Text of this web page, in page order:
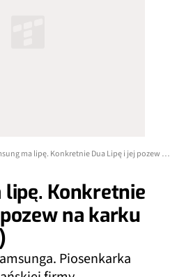
Samsung ma lipę. Konkretnie Dua Lipę i jej pozew na karku (aktualizacja)
lipę. Konkretnie
na karku
Piosenkarka